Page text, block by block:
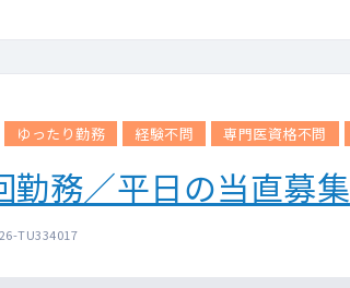
ゆったり勤務 経験不問 専門医資格不問
勤務／平日の当直募集
TU334017